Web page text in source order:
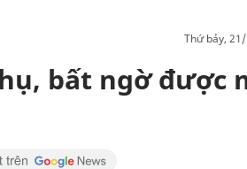
thứ bảy,
bất ngờ được